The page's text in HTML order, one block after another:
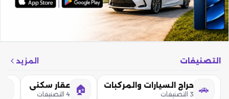
التصنيفات المزيد
🚗 حراج السيارات والمركبات
3 التصنيفات 🏠 عقار سكني
4 التصنيفات